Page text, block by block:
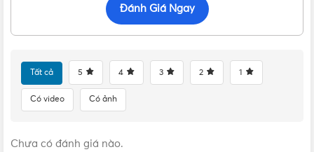
Đánh Giá Ngay
Tất cả 5 4 3 2 1
Có video Có ảnh
Chưa có đánh giá nào.